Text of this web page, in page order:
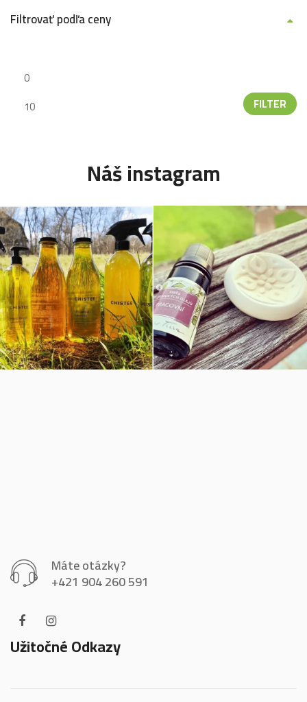
Filtrovať podľa ceny
FILTER
Náš instagram
Máte otázky?
+421 904 260 591
Užitočné Odkazy